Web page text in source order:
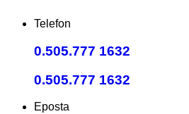
Telefon
0.505.777 1632
0.505.777 1632
Eposta